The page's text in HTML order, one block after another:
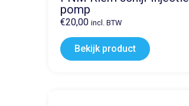
pomp
€20,00 incl. BTW
Bekijk product